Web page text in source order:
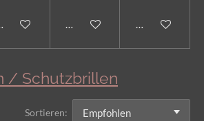
den WarenkorbIn den WarenkorbIn den
/ Schutzbrillen
Sortieren: